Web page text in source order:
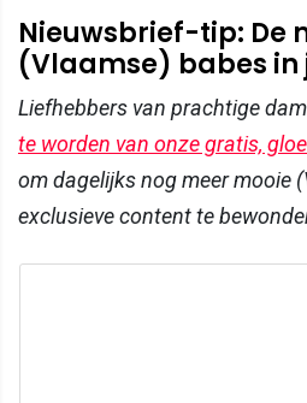
Nieuwsbrief-tip: De
(Vlaamse) babes in
Liefhebbers van prachtige
te worden van onze gratis,
om dagelijks nog meer mooie
exclusieve content te